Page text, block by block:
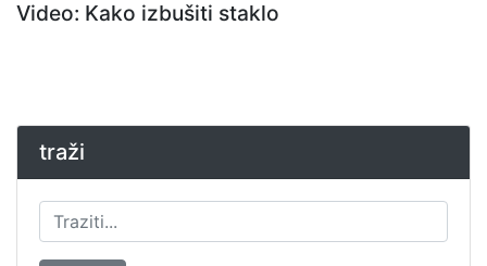
Video: Kako izbušiti staklo
traži